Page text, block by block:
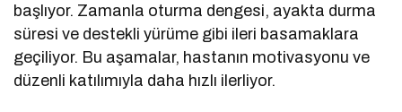
başlıyor. Zamanla oturma dengesi, ayakta durma
süresi ve destekli yürüme gibi ileri basamaklara
geçiliyor. Bu aşamalar, hastanın motivasyonu ve
düzenli katılımıyla daha hızlı ilerliyor.